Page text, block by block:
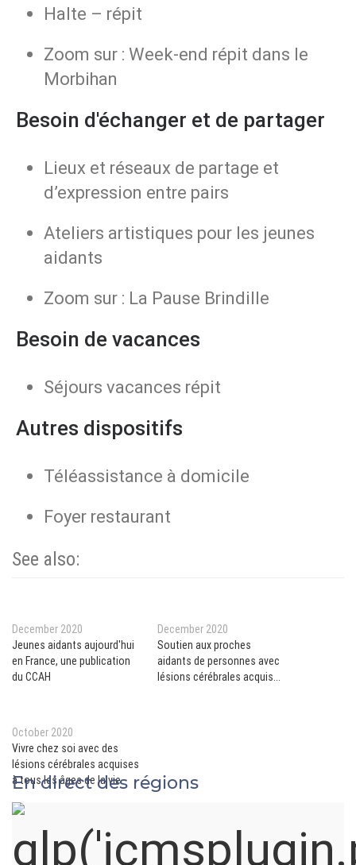
Halte – répit
Zoom sur : Week-end répit dans le
Morbihan
Besoin d'échanger et de partager
Lieux et réseaux de partage et
d’expression entre pairs
Ateliers artistiques pour les jeunes
aidants
Zoom sur : La Pause Brindille
Besoin de vacances
Séjours vacances répit
Autres dispositifs
Téléassistance à domicile
Foyer restaurant
See also:
December 2020
Jeunes aidants aujourd'hui
en France, une publication
du CCAH
December 2020
Soutien aux proches
aidants de personnes avec
lésions cérébrales acquises
October 2020
Vivre chez soi avec des
lésions cérébrales acquises
à tous les âges de la vie
En direct des régions